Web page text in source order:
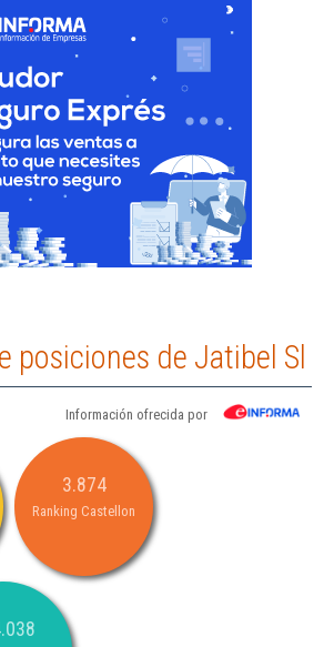
posiciones de Jatibel Sl
Información ofrecida por
3.874
Ranking Castellon